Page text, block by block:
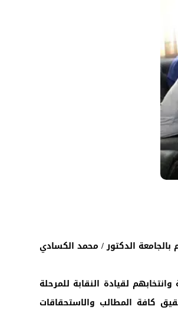
الدكتور / محمد الكسادي
لقيادة النقابة للمرحلة
كافة المطالب والاستحقاقات